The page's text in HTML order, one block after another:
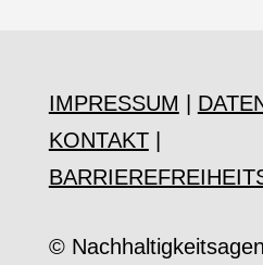
IMPRESSUM
KONTAKT
©